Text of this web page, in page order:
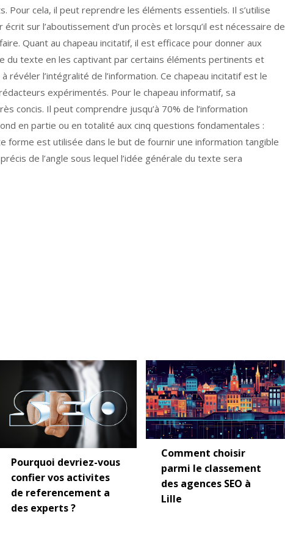
Pour cela, il peut reprendre les éléments essentiels. Il s’utilise
sur l’aboutissement d’un procès et lorsqu’il est nécessaire de
Quant au chapeau incitatif, il est efficace pour donner aux
du texte en les captivant par certains éléments pertinents et
révéler l’intégralité de l’information. Ce chapeau incitatif est le
expérimentés. Pour le chapeau informatif, sa
concis. Il peut comprendre jusqu’à 70% de l’information
en partie ou en totalité aux cinq questions fondamentales :
forme est utilisée dans le but de fournir une information tangible
de l’angle sous lequel l’idée générale du texte sera
Pourquoi devriez-vous
confier vos activites
de referencement a
des experts ?
Comment choisir
parmi le classement
des agences SEO à
Lille